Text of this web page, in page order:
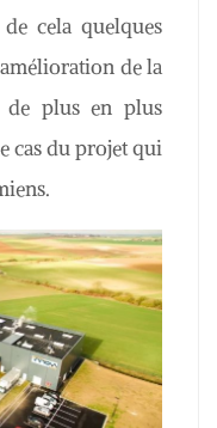
cela quelques
de la
de plus en plus
cas du projet qui